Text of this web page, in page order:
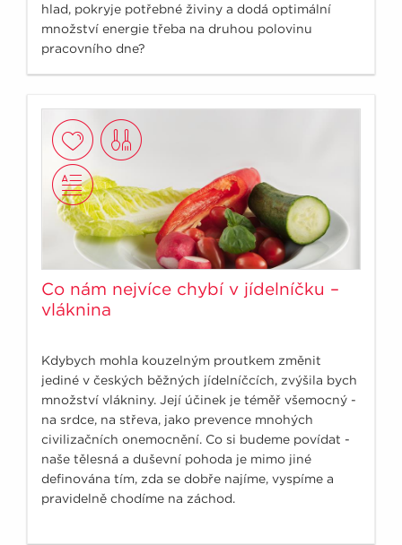
hlad, pokryje potřebné živiny a dodá optimální
množství energie třeba na druhou polovinu
pracovního dne?
Co nám nejvíce chybí v jídelníčku –
vláknina
Kdybych mohla kouzelným proutkem změnit
jediné v českých běžných jídelníčcích, zvýšila bych
množství vlákniny. Její účinek je téměř všemocný -
na srdce, na střeva, jako prevence mnohých
civilizačních onemocnění. Co si budeme povídat -
naše tělesná a duševní pohoda je mimo jiné
definována tím, zda se dobře najíme, vyspíme a
pravidelně chodíme na záchod.